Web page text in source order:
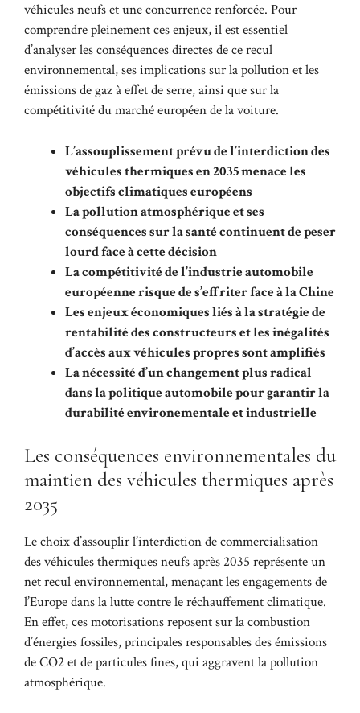
véhicules neufs et une concurrence renforcée. Pour
comprendre pleinement ces enjeux, il est essentiel
d’analyser les conséquences directes de ce recul
environnemental, ses implications sur la pollution et les
émissions de gaz à effet de serre, ainsi que sur la
compétitivité du marché européen de la voiture.
L’assouplissement prévu de l’interdiction des
véhicules thermiques en 2035 menace les
objectifs climatiques européens
La pollution atmosphérique et ses
conséquences sur la santé continuent de peser
lourd face à cette décision
La compétitivité de l’industrie automobile
européenne risque de s’effriter face à la Chine
Les enjeux économiques liés à la stratégie de
rentabilité des constructeurs et les inégalités
d’accès aux véhicules propres sont amplifiés
La nécessité d’un changement plus radical
dans la politique automobile pour garantir la
durabilité environementale et industrielle
Les conséquences environnementales du
maintien des véhicules thermiques après
2035
Le choix d’assouplir l’interdiction de commercialisation
des véhicules thermiques neufs après 2035 représente un
net recul environnemental, menaçant les engagements de
l’Europe dans la lutte contre le réchauffement climatique.
En effet, ces motorisations reposent sur la combustion
d’énergies fossiles, principales responsables des émissions
de CO2 et de particules fines, qui aggravent la pollution
atmosphérique.